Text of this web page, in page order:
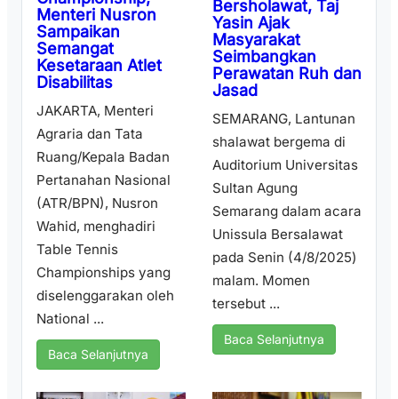
Menteri Nusron
Sampaikan
Semangat
Kesetaraan Atlet
Disabilitas
JAKARTA, Menteri
Agraria dan Tata
Ruang/Kepala Badan
Pertanahan Nasional
(ATR/BPN), Nusron
Wahid, menghadiri
Table Tennis
Championships yang
diselenggarakan oleh
National ...
Baca Selanjutnya
Bersholawat, Taj
Yasin Ajak
Masyarakat
Seimbangkan
Perawatan Ruh dan
Jasad
SEMARANG, Lantunan
shalawat bergema di
Auditorium Universitas
Sultan Agung
Semarang dalam acara
Unissula Bersalawat
pada Senin (4/8/2025)
malam. Momen
tersebut ...
Baca Selanjutnya